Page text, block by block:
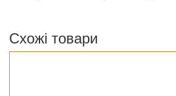
Схожі товари